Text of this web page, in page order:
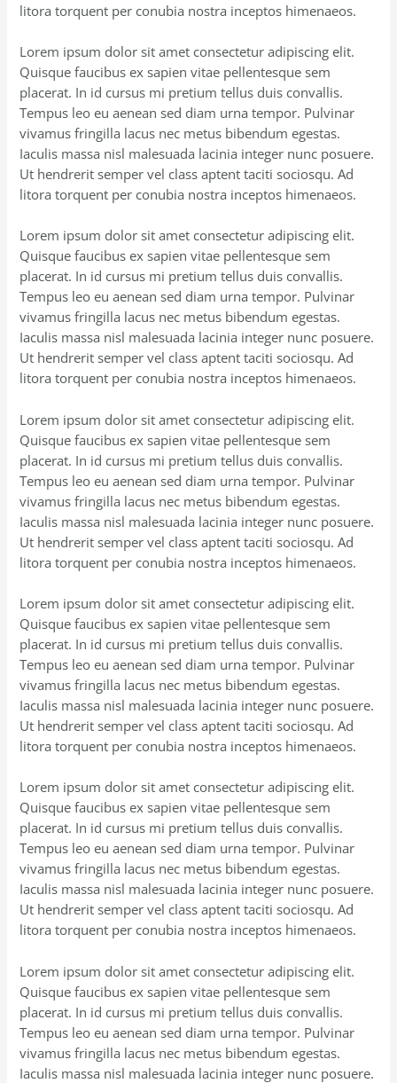
litora torquent per conubia nostra inceptos himenaeos.
Lorem ipsum dolor sit amet consectetur adipiscing elit.
Quisque faucibus ex sapien vitae pellentesque sem
placerat. In id cursus mi pretium tellus duis convallis.
Tempus leo eu aenean sed diam urna tempor. Pulvinar
vivamus fringilla lacus nec metus bibendum egestas.
Iaculis massa nisl malesuada lacinia integer nunc posuere.
Ut hendrerit semper vel class aptent taciti sociosqu. Ad
litora torquent per conubia nostra inceptos himenaeos.
Lorem ipsum dolor sit amet consectetur adipiscing elit.
Quisque faucibus ex sapien vitae pellentesque sem
placerat. In id cursus mi pretium tellus duis convallis.
Tempus leo eu aenean sed diam urna tempor. Pulvinar
vivamus fringilla lacus nec metus bibendum egestas.
Iaculis massa nisl malesuada lacinia integer nunc posuere.
Ut hendrerit semper vel class aptent taciti sociosqu. Ad
litora torquent per conubia nostra inceptos himenaeos.
Lorem ipsum dolor sit amet consectetur adipiscing elit.
Quisque faucibus ex sapien vitae pellentesque sem
placerat. In id cursus mi pretium tellus duis convallis.
Tempus leo eu aenean sed diam urna tempor. Pulvinar
vivamus fringilla lacus nec metus bibendum egestas.
Iaculis massa nisl malesuada lacinia integer nunc posuere.
Ut hendrerit semper vel class aptent taciti sociosqu. Ad
litora torquent per conubia nostra inceptos himenaeos.
Lorem ipsum dolor sit amet consectetur adipiscing elit.
Quisque faucibus ex sapien vitae pellentesque sem
placerat. In id cursus mi pretium tellus duis convallis.
Tempus leo eu aenean sed diam urna tempor. Pulvinar
vivamus fringilla lacus nec metus bibendum egestas.
Iaculis massa nisl malesuada lacinia integer nunc posuere.
Ut hendrerit semper vel class aptent taciti sociosqu. Ad
litora torquent per conubia nostra inceptos himenaeos.
Lorem ipsum dolor sit amet consectetur adipiscing elit.
Quisque faucibus ex sapien vitae pellentesque sem
placerat. In id cursus mi pretium tellus duis convallis.
Tempus leo eu aenean sed diam urna tempor. Pulvinar
vivamus fringilla lacus nec metus bibendum egestas.
Iaculis massa nisl malesuada lacinia integer nunc posuere.
Ut hendrerit semper vel class aptent taciti sociosqu. Ad
litora torquent per conubia nostra inceptos himenaeos.
Lorem ipsum dolor sit amet consectetur adipiscing elit.
Quisque faucibus ex sapien vitae pellentesque sem
placerat. In id cursus mi pretium tellus duis convallis.
Tempus leo eu aenean sed diam urna tempor. Pulvinar
vivamus fringilla lacus nec metus bibendum egestas.
Iaculis massa nisl malesuada lacinia integer nunc posuere.